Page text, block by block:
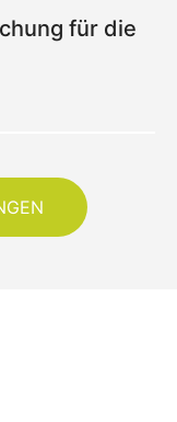
für die